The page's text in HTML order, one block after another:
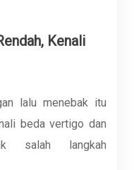
Kenali
lalu menebak itu
beda vertigo dan
salah langkah